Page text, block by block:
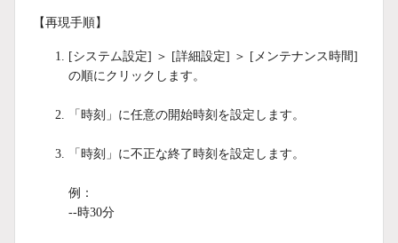
【再現手順】
[システム設定] ＞ [詳細設定] ＞ [メンテナンス時間]
の順にクリックします。
「時刻」に任意の開始時刻を設定します。
「時刻」に不正な終了時刻を設定します。
例：
--時30分